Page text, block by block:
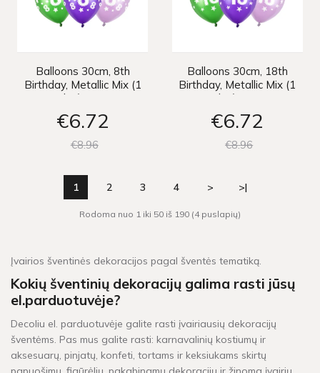
Balloons 30cm, 8th
Birthday, Metallic Mix (1
pkt / 6 pc.)
€6 72
€896
Balloons 30cm, 18th
Birthday, Metallic Mix (1
pkt / 6 pc.)
€6 72
€896
1 2 3 4 > >|
Rodoma nuo 1 iki 50 iš 190 (4 puslapių)
Įvairios šventinės dekoracijos pagal šventės tematiką.
Kokių šventinių dekoracijų galima rasti jūsų
el.parduotuvėje?
Decoliu el. parduotuvėje galite rasti įvairiausių dekoracijų
šventėms. Pas mus galite rasti: karnavalinių kostiumų ir
aksesuarų, pinjatų, konfeti, tortams ir keksiukams skirtų